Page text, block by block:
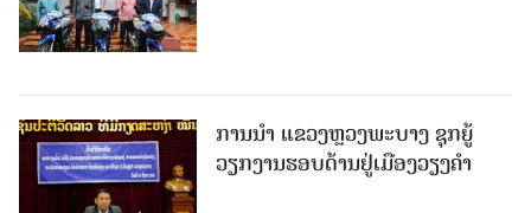
ການນຳ ແຂວງຫຼວງພະບາງ ຊຸກຍູ້
ວຽກງານຮອບດ້ານຢູ່ເມືອງວຽງຄໍາ